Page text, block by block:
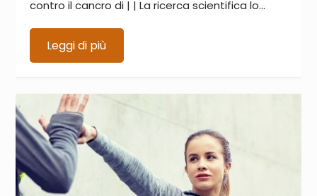
contro il cancro di | | La ricerca scientifica lo...
Leggi di più